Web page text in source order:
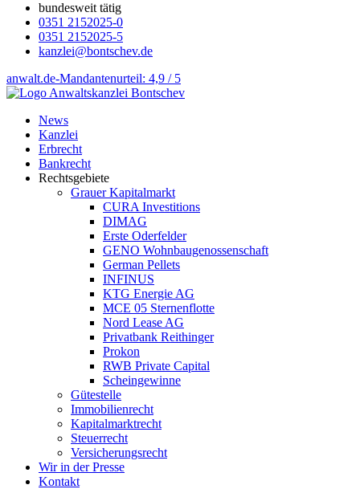
bundesweit tätig
0351 2152025-0
0351 2152025-5
kanzlei@bontschev.de
anwalt.de-Mandantenurteil: 4,9 / 5
News
Kanzlei
Erbrecht
Bankrecht
Rechtsgebiete
Grauer Kapitalmarkt
CURA Investitions
DIMAG
Erste Oderfelder
GENO Wohnbaugenossenschaft
German Pellets
INFINUS
KTG Energie AG
MCE 05 Sternenflotte
Nord Lease AG
Privatbank Reithinger
Prokon
RWB Private Capital
Scheingewinne
Gütestelle
Immobilienrecht
Kapitalmarktrecht
Steuerrecht
Versicherungsrecht
Wir in der Presse
Kontakt